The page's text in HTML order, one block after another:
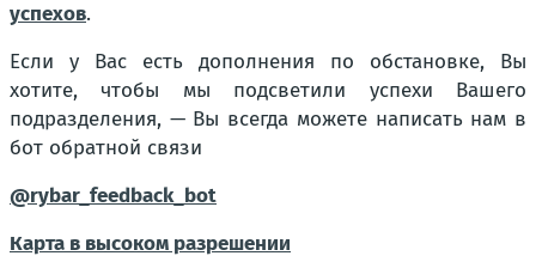
успехов.
Если у Вас есть дополнения по обстановке, Вы
хотите, чтобы мы подсветили успехи Вашего
подразделения, — Вы всегда можете написать нам в
бот обратной связи
@rybar_feedback_bot
Карта в высоком разрешении